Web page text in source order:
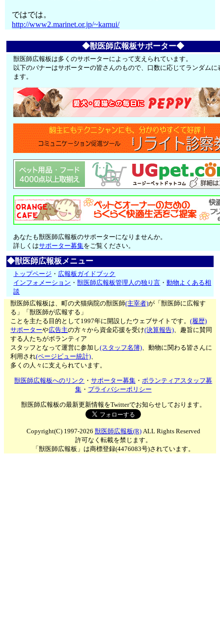
ではでは。
http://www2.marinet.or.jp/~kamui/
◆獣医師広報板サポーター◆
獣医師広報板は多くのサポーターによって支えられています。
以下のバナーはサポーターの皆さんのもので、口数に応じてランダムに
ます。
あなたも獣医師広報板のサポーターになりませんか。
詳しくはサポーター募集をご覧ください。
◆獣医師広報板メニュー
トップページ ・ 広報板ガイドブック
インフォメーション ・獣医師広報板管理人の独り言 ・動物よくある相
談
獣医師広報板は、町の犬猫病院の獣医師(主宰者)が「獣医師に広報す
る」「獣医師が広報する」
ことを主たる目的として1997年に開設したウェブサイトです。(履歴)
サポーターや広告主の方々から資金応援を受け(決算報告)、趣旨に賛同
する人たちがボランティア
スタッフとなって運営に参加し(スタッフ名簿)、動物に関わる皆さんに
利用され(ページビュー統計)、
多くの人々に支えられています。
獣医師広報板へのリンク ・サポーター募集 ・ボランティアスタッフ募
集・ プライバシーポリシー
獣医師広報板の最新更新情報をTwitterでお知らせしております。
Copyright(C) 1997-2026 獣医師広報板(R)ALL Rights Reserved
許可なく転載を禁じます。
「獣医師広報板」は商標登録(4476083号)されています。